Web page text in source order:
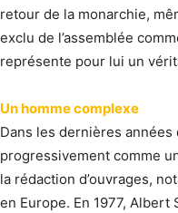
retour de la monarchie,
exclu de l’assemblée
représente pour lui un
Un homme complexe
Dans les dernières années
progressivement comme
la rédaction d’ouvrages,
en Europe. En 1977,